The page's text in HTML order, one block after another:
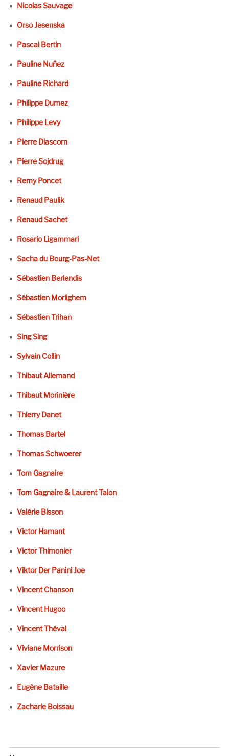
Nicolas Sauvage
Orso Jesenska
Pascal Bertin
Pauline Nuñez
Pauline Richard
Philippe Dumez
Philippe Levy
Pierre Diascorn
Pierre Sojdrug
Remy Poncet
Renaud Paulik
Renaud Sachet
Rosario Ligammari
Sacha du Bourg-Pas-Net
Sébastien Berlendis
Sébastien Morlighem
Sébastien Trihan
Sing Sing
Sylvain Collin
Thibaut Allemand
Thibaut Morinière
Thierry Danet
Thomas Bartel
Thomas Schwoerer
Tom Gagnaire
Tom Gagnaire & Laurent Talon
Valérie Bisson
Victor Hamant
Victor Thimonier
Viktor Der Panini Joe
Vincent Chanson
Vincent Hugoo
Vincent Théval
Viviane Morrison
Xavier Mazure
Eugène Bataille
Zacharie Boissau